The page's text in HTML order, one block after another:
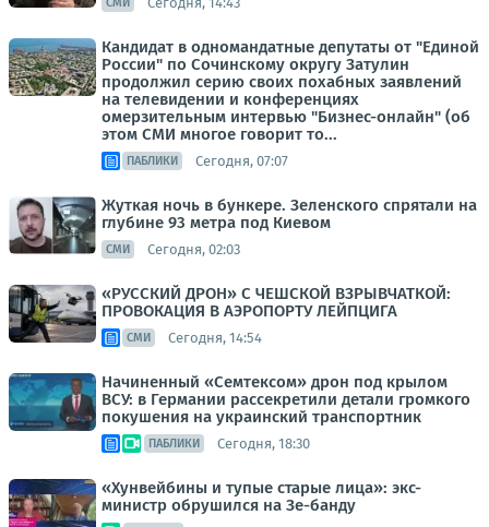
Кандидат в одномандатные депутаты от "Единой
России" по Сочинскому округу Затулин
продолжил серию своих похабных заявлений
на телевидении и конференциях
омерзительным интервью "Бизнес-онлайн" (об
этом СМИ многое говорит то...
ПАБЛИКИ Сегодня, 07:07
Жуткая ночь в бункере. Зеленского спрятали на
глубине 93 метра под Киевом
СМИ Сегодня, 02:03
«РУССКИЙ ДРОН» С ЧЕШСКОЙ ВЗРЫВЧАТКОЙ:
ПРОВОКАЦИЯ В АЭРОПОРТУ ЛЕЙПЦИГА
СМИ Сегодня, 14:54
Начиненный «Семтексом» дрон под крылом
ВСУ: в Германии рассекретили детали громкого
покушения на украинский транспортник
ПАБЛИКИ Сегодня, 18:30
«Хунвейбины и тупые старые лица»: экс-
министр обрушился на Зе-банду